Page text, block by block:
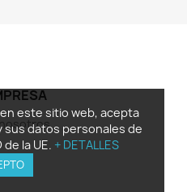
este sitio web, acepta
datos personales de
la UE. + DETALLES